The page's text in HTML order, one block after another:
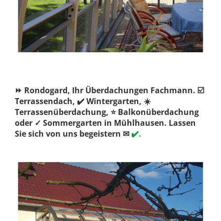
⏩ Rondogard, Ihr Überdachungen Fachmann. ☑️
Terrassendach, ✔️ Wintergarten, ☀️
Terrassenüberdachung, ⭐ Balkonüberdachung
oder ✓ Sommergarten in Mühlhausen. Lassen
Sie sich von uns begeistern ✉✔️.